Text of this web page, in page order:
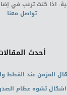
اذا كنت ترغب في
تواصل معنا
أحدث
المزمن عند القطط
اشكال تشوه عظام